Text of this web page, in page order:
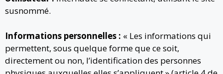
susnommé.
Informations personnelles : « Les informations qui
permettent, sous quelque forme que ce soit,
directement ou non, l’identification des personnes